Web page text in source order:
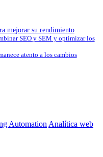
mejorar su rendimiento
SEO y SEM y optimizar los
atento a los cambios
AutomationAnalítica web